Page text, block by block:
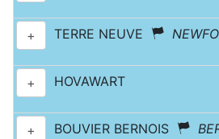
+ TERRE NEUVE
+ HOVAWART
+ BOUVIER BERNOIS